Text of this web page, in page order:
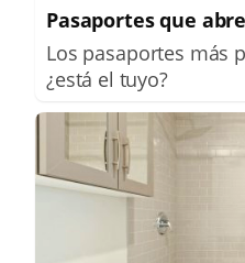
Pasaportes que
Los pasaportes más
¿está el tuyo?